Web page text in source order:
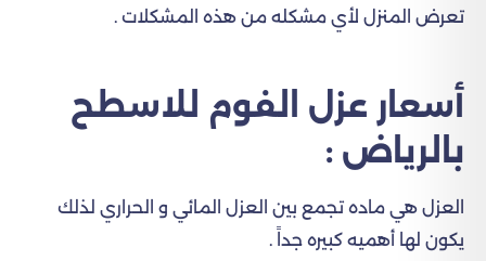
تعرض المنزل لأي مشكله من هذه المشكلات .
أسعار عزل الفوم للاسطح
بالرياض :
العزل هي ماده تجمع بين العزل المائي و الحراري لذلك
يكون لها أهميه كبيره جداً .